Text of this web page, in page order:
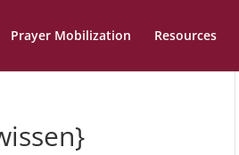
Prayer Mobilization Resources